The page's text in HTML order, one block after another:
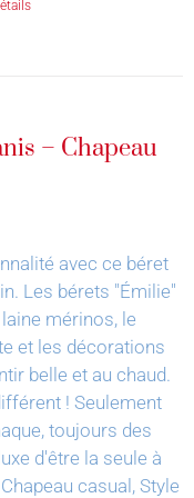
– Chapeau
avec ce béret
Les bérets "Émilie"
mérinos, le
et les décorations
belle et au chaud.
! Seulement
toujours des
d'être la seule à
Chapeau casual, Style